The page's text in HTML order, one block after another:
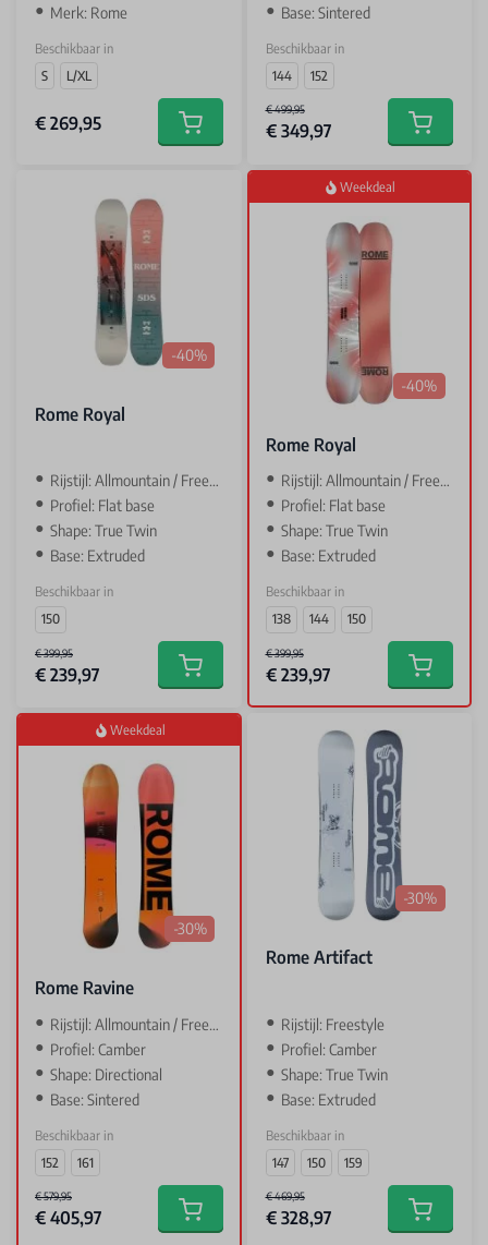
Merk: Rome
Beschikbaar in
S
L/XL
€ 269,95 Add to cart
Base: Sintered
Beschikbaar in
144
152
€ 499,95
€ 349,97 Add to
-40%
Rome Royal
Rijstijl: Allmountain / Freestyle
Profiel: Flat base
Shape: True Twin
Base: Extruded
Beschikbaar in
150
€ 399,95
€ 239,97 Add to cart
Weekdeal
-40%
Rome Royal
Rijstijl: Allmountain / Freestyle
Profiel: Flat base
Shape: True Twin
Base: Extruded
Beschikbaar in
138
144 150
€ 399,95
€ 239,97 Add to
Weekdeal
-30%
Rome Ravine
Rijstijl: Allmountain / Freeride
Profiel: Camber
Shape: Directional
Base: Sintered
Beschikbaar in
152
161
€ 579,95
€ 405,97 Add to cart
-30%
Rome Artifact
Rijstijl: Freestyle
Profiel: Camber
Shape: True Twin
Base: Extruded
Beschikbaar in
147
150 159
€ 469,95
€ 328,97 Add to